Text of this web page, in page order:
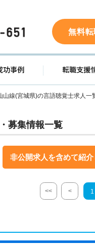
0120-941-651 無料
転職成功事例
山線(宮城県)の言語聴覚士求人一
募集情報一覧
非公開求人を含めて紹介
<< < 1